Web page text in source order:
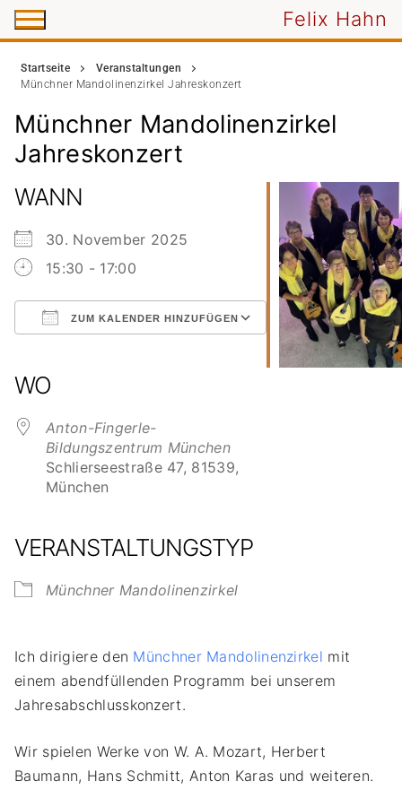
Zum
Inhalt
Felix Hahn
Startseite
Veranstaltungen
Münchner Mandolinenzirkel Jahreskonzert
Münchner Mandolinenzirkel
Jahreskonzert
WANN
30. November 2025
15:30 - 17:00
ZUM KALENDER HINZUFÜGEN
Outlook Live
WO
Anton-Fingerle-
Bildungszentrum München
Schlierseestraße 47, 81539,
München
VERANSTALTUNGSTYP
Münchner Mandolinenzirkel
Ich dirigiere den Münchner Mandolinenzirkel mit
einem abendfüllenden Programm bei unserem
Jahresabschlusskonzert.
Wir spielen Werke von W. A. Mozart, Herbert
Baumann, Hans Schmitt, Anton Karas und weiteren.